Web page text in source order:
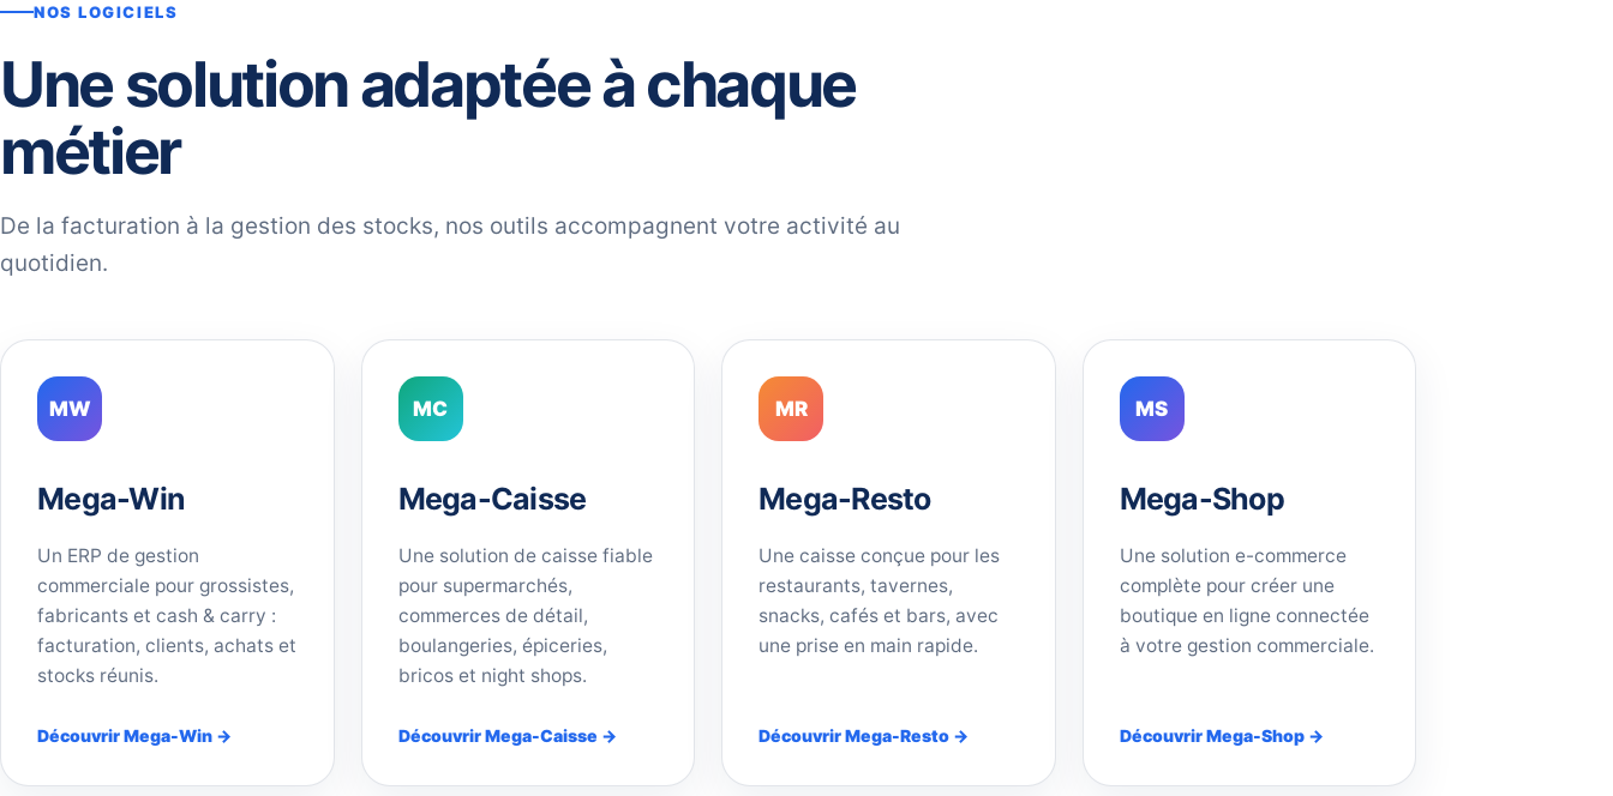
NOS LOGICIELS
Une solution adaptée à chaque
métier
De la facturation à la gestion des stocks, nos outils accompagnent votre activité au
quotidien.
MW
Mega-Win
Un ERP de gestion
commerciale pour grossistes,
fabricants et cash & carry :
facturation, clients, achats et
stocks réunis.
Découvrir Mega-Win →
MC
Mega-Caisse
Une solution de caisse fiable
pour supermarchés,
commerces de détail,
boulangeries, épiceries,
bricos et night shops.
Découvrir Mega-Caisse →
MR
Mega-Resto
Une caisse conçue pour les
restaurants, tavernes,
snacks, cafés et bars, avec
une prise en main rapide.
Découvrir Mega-Resto →
MS
Mega-Shop
Une solution e-commerce
complète pour créer une
boutique en ligne connectée
à votre gestion commerciale.
Découvrir Mega-Shop →